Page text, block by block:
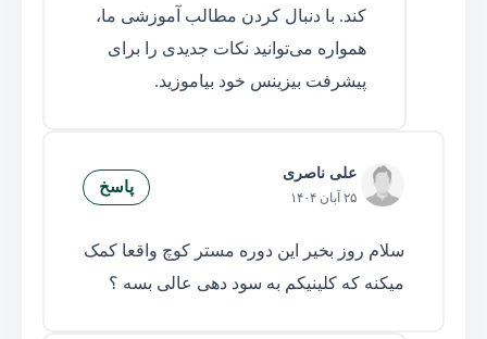
کند. با دنبال کردن مطالب آموزشی ما،
همواره می‌توانید نکات جدیدی را برای
پیشرفت بیزینس خود بیاموزید.
علی ناصری
۲۵ آبان ۱۴۰۴
پاسخ
سلام روز بخیر این دوره مستر کوچ واقعا کمک
میکنه که کلینیکم به سود دهی عالی بسه ؟